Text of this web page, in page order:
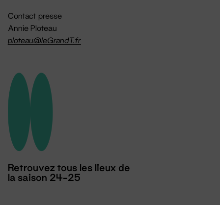
Contact presse
Annie Ploteau
ploteau@leGrandT.fr
Retrouvez tous les lieux de
la saison 24-25